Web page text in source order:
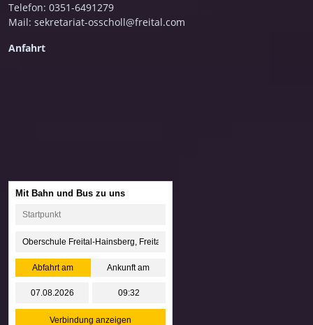
Telefon: 0351-6491279
Mail: sekretariat-osscholl@freital.com
Anfahrt